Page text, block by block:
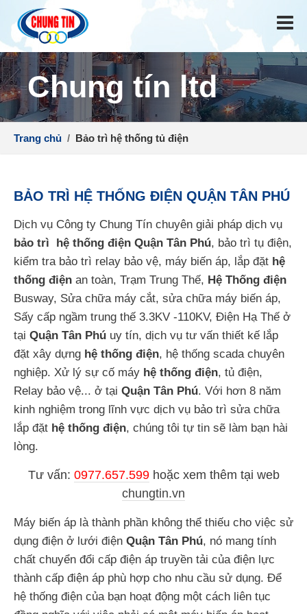
Chung tín ltd
Trang chủ / Bảo trì hệ thống tủ điện
BẢO TRÌ HỆ THỐNG ĐIỆN QUẬN TÂN PHÚ
Dịch vụ Công ty Chung Tín chuyên giải pháp dịch vụ
bảo trì hệ thống điện Quận Tân Phú, bảo trì tụ điện,
kiểm tra bảo trì relay bảo vệ, máy biến áp, lắp đặt hệ
thống điện an toàn, Trạm Trung Thế, Hệ Thống điện
Busway, Sửa chữa máy cắt, sửa chữa máy biến áp,
Sấy cấp ngầm trung thế 3.3KV -110KV, Điện Hạ Thế ở
tại Quận Tân Phú uy tín, dịch vụ tư vấn thiết kế lắp
đặt xây dựng hệ thống điện, hệ thống scada chuyên
nghiệp. Xử lý sự cố máy hệ thống điện, tủ điện,
Relay bảo vệ... ở tại Quận Tân Phú. Với hơn 8 năm
kinh nghiệm trong lĩnh vực dịch vụ bảo trì sửa chữa
lắp đặt hệ thống điện, chúng tôi tự tin sẽ làm bạn hài
lòng.
Tư vấn: 0977.657.599hoặc xem thêm tại web
chungtin.vn
Máy biến áp là thành phần không thể thiếu cho việc sử
dụng điện ở lưới điện Quận Tân Phú, nó mang tính
chất chuyển đổi cấp điện áp truyền tải của điện lực
thành cấp điện áp phù hợp cho nhu cầu sử dụng. Để
hệ thống điện của bạn hoạt động một cách liên tục